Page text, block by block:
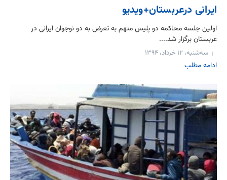
ایرانی درعربستان+ویدیو
اولین جلسه محاکمه دو پلیس متهم به تعرض به دو نوجوان ایرانی در
عربستان برگزار شد....
سه‌شنبه، ۱۲ خرداد، ۱۳۹۴
ادامه مطلب